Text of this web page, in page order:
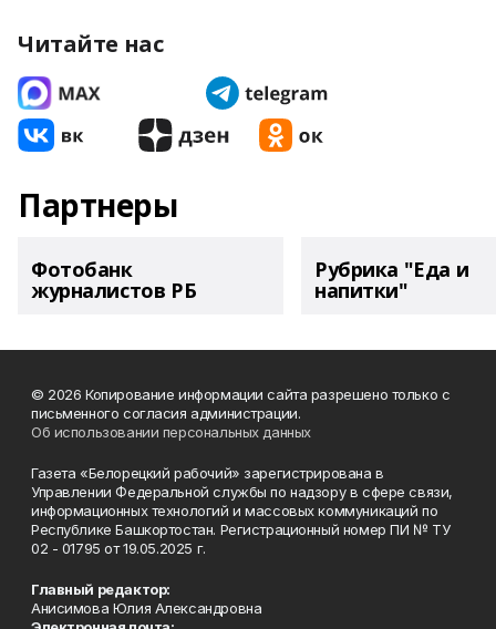
Читайте нас
Партнеры
Фотобанк
журналистов РБ
Рубрика "Еда и
напитки"
© 2026 Копирование информации сайта разрешено только с
письменного согласия администрации.
Об использовании персональных данных
Газета «Белорецкий рабочий» зарегистрирована в
Управлении Федеральной службы по надзору в сфере связи,
информационных технологий и массовых коммуникаций по
Республике Башкортостан. Регистрационный номер ПИ № ТУ
02 - 01795 от 19.05.2025 г.
Главный редактор:
Анисимова Юлия Александровна